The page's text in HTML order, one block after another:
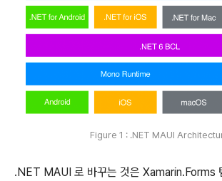
Figure 1 : .NET MAUI
.NET MAUI 로 바꾸는 것은 Xamarin.Forms